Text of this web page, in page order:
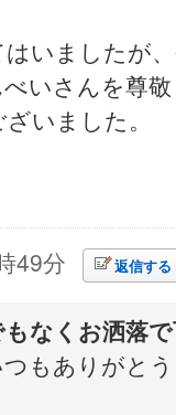
いましたが
いさんを尊
いました。
49分 返信する
なくお洒落
もありがと